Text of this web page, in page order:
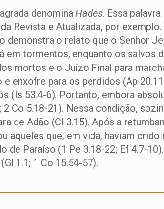
denomina Hades. Essa palavra
Revista e Atualizada, por
demonstra o relato que o Senhor
em tormentos, enquanto os salvos
mortos e o Juízo Final para
enxofre para os perdidos (Ap
(Is 53.4-6). Portanto, embora
Co 5.18-21). Nessa condição,
de Adão (Cl 3.15). Após a
que, em vida, haviam crido
de Paraíso (1 Pe 3.18-22; Ef 4.7-
1.1; 1 Co 15.54-57).